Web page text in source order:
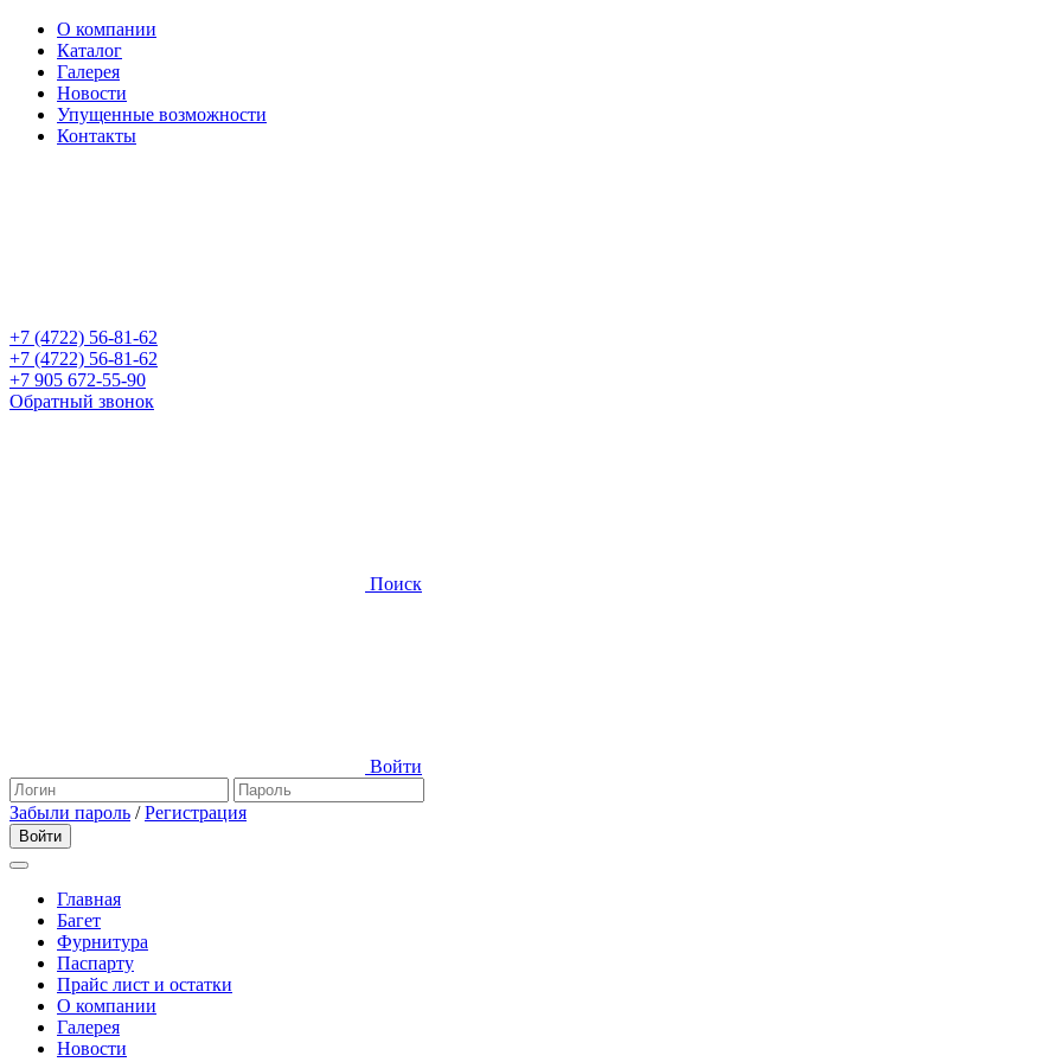
О компании
Каталог
Галерея
Новости
Упущенные возможности
Контакты
+7 (4722) 56-81-62
+7 (4722) 56-81-62
+7 905 672-55-90
Обратный звонок
Поиск
Войти
Забыли пароль /Регистрация
Главная
Багет
Фурнитура
Паспарту
Прайс лист и остатки
О компании
Галерея
Новости